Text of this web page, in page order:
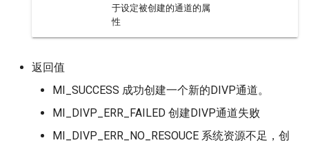
于设定被创建的通道的属
性
返回值
MI_SUCCESS 成功创建一个新的DIVP通道。
MI_DIVP_ERR_FAILED 创建DIVP通道失败
MI_DIVP_ERR_NO_RESOUCE 系统资源不足，创